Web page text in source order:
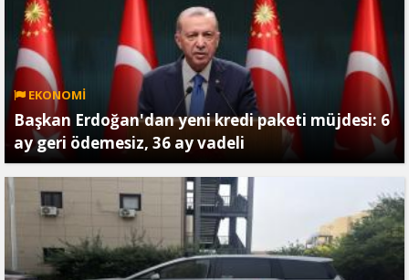
EKONOMİ
Başkan Erdoğan'dan yeni kredi paketi müjdesi: 6
ay geri ödemesiz, 36 ay vadeli